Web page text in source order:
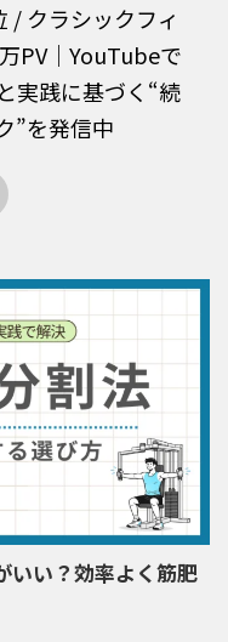
/ クラシックフィ
PV｜YouTubeで
実践に基づく“続
”を発信中
いい？効率よく筋肥